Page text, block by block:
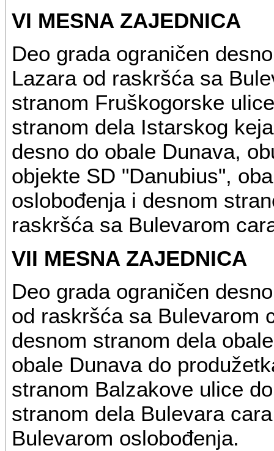
VI MESNA ZAJEDNICA
Deo grada ograničen
Lazara od raskršća sa
stranom Fruškogorske
stranom dela Istarskog
desno do obale Dunava,
objekte SD "Danubius",
oslobođenja i desnom
raskršća sa Bulevarom
VII MESNA ZAJEDNICA
Deo grada ograničen
od raskršća sa Bulevarom
desnom stranom dela
obale Dunava do
stranom Balzakove ulice
stranom dela Bulevara
Bulevarom oslobođenja.